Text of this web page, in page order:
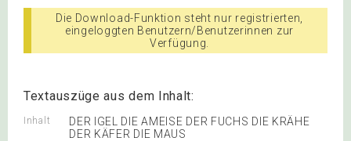
Die Download-Funktion steht nur registrierten,
eingeloggten Benutzern/Benutzerinnen zur
Verfügung.
Textauszüge aus dem Inhalt:
Inhalt
DER IGEL DIE AMEISE DER FUCHS DIE KRÄHE
DER KÄFER DIE MAUS